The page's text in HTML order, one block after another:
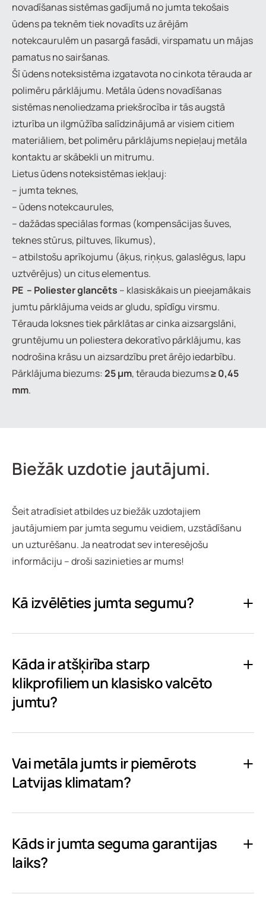
novadīšanas sistēmas gadījumā no jumta tekošais
ūdens pa teknēm tiek novadīts uz ārējām
notekcaurulēm un pasargā fasādi, virspamatu un mājas
pamatus no sairšanas.
Šī ūdens noteksistēma izgatavota no cinkota tērauda ar
polimēru pārklājumu. Metāla ūdens novadīšanas
sistēmas nenoliedzama priekšrocība ir tās augstā
izturība un ilgmūžība salīdzinājumā ar visiem citiem
materiāliem, bet polimēru pārklājums nepieļauj metāla
kontaktu ar skābekli un mitrumu.
Lietus ūdens noteksistēmas iekļauj:
– jumta teknes,
– ūdens notekcaurules,
– dažādas speciālas formas (kompensācijas šuves,
teknes stūrus, piltuves, līkumus),
– atbilstošu aprīkojumu (āķus, riņķus, galaslēgus, lapu
uztvērējus) un citus elementus.
PE – Poliester glancēts – klasiskākais un pieejamākais
jumtu pārklājuma veids ar gludu, spīdīgu virsmu.
Tērauda loksnes tiek pārklātas ar cinka aizsargslāni,
gruntējumu un poliestera dekoratīvo pārklājumu, kas
nodrošina krāsu un aizsardzību pret ārējo iedarbību.
Pārklājuma biezums:25 µm, tērauda biezums≥ 0,45
mm.
Biežāk uzdotie jautājumi.
Šeit atradīsiet atbildes uz biežāk uzdotajiem
jautājumiem par jumta segumu veidiem, uzstādīšanu
un uzturēšanu. Ja neatrodat sev interesējošu
informāciju – droši sazinieties ar mums!
Kā izvēlēties jumta segumu?
Kāda ir atšķirība starp
klikprofiliem un klasisko valcēto
jumtu?
Vai metāla jumts ir piemērots
Latvijas klimatam?
Kāds ir jumta seguma garantijas
laiks?